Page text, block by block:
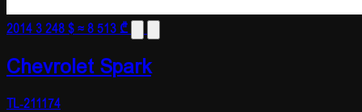
20143 248 $≈ 8 513 ₾
Chevrolet Spark
TL-211174